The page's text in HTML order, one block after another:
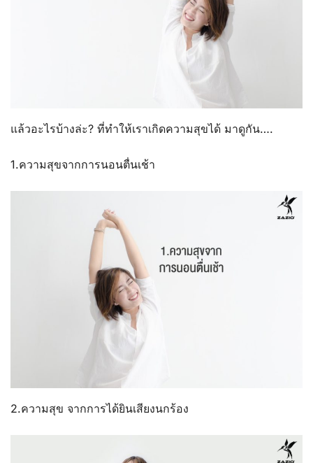
แล้วอะไรบ้างล่ะ? ที่ทำให้เราเกิดความสุขได้ มาดูกัน….
1.ความสุขจากการนอนตื่นเช้า
2.ความสุข จากการได้ยินเสียงนกร้อง